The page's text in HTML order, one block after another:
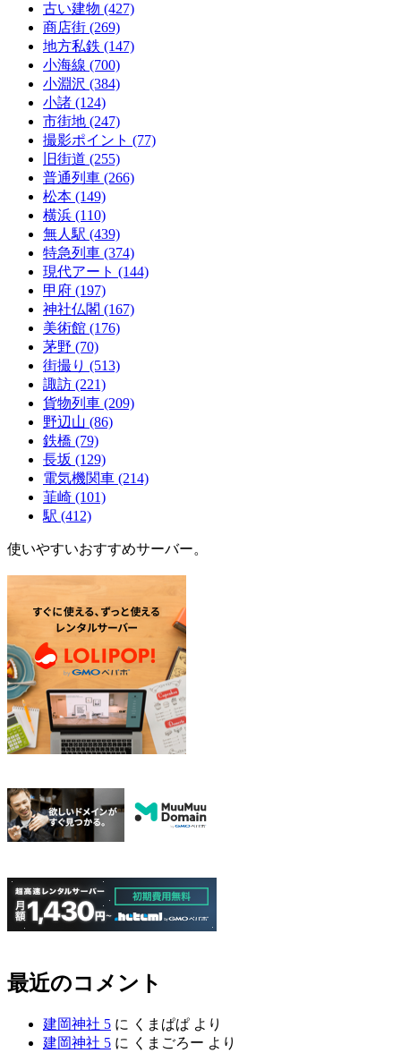
古い建物 (427)
商店街 (269)
地方私鉄 (147)
小海線 (700)
小淵沢 (384)
小諸 (124)
市街地 (247)
撮影ポイント (77)
旧街道 (255)
普通列車 (266)
松本 (149)
横浜 (110)
無人駅 (439)
特急列車 (374)
現代アート (144)
甲府 (197)
神社仏閣 (167)
美術館 (176)
茅野 (70)
街撮り (513)
諏訪 (221)
貨物列車 (209)
野辺山 (86)
鉄橋 (79)
長坂 (129)
電気機関車 (214)
韮崎 (101)
駅 (412)
使いやすいおすすめサーバー。
最近のコメント
建岡神社 5 に くまぱぱ より
建岡神社 5 に くまごろー より